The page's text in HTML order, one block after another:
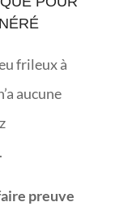
frileux à
aucune
.
preuve